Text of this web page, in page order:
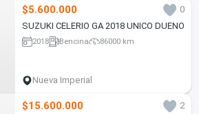
$5.600.000
0
SUZUKI CELERIO GA 2018 UNICO DUENO
2018 Bencina 86000 km
Nueva Imperial
$15.600.000 2